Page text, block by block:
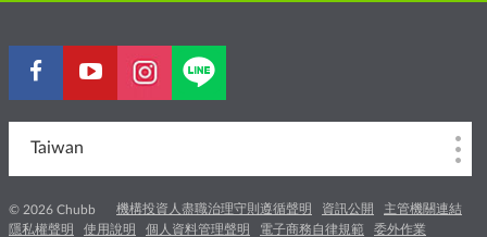
Taiwan
© 2026 Chubb 機構投資人盡職治理守則遵循聲明 資訊公開
主管機關連結
隱私權聲明
使用說明 個人資料管理聲明 電子商務自律規範 委外作業